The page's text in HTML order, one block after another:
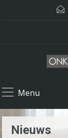
Menu
Nieuws